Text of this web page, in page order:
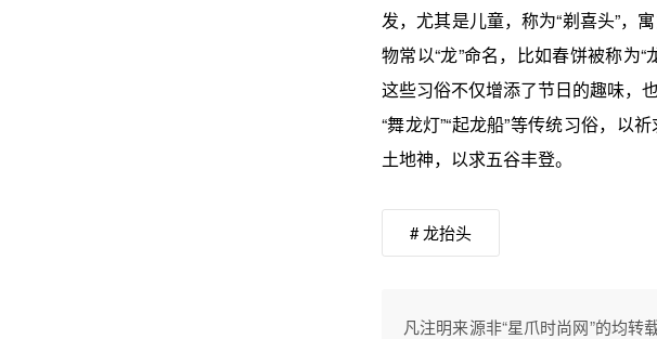
发，尤其是儿童，称为“剃喜头”，
物常以“龙”命名，比如春饼被称为“
这些习俗不仅增添了节日的趣味，
“舞龙灯”“起龙船”等传统习俗，以祈
土地神，以求五谷丰登。
# 龙抬头
凡注明来源非“星爪时尚网”的均